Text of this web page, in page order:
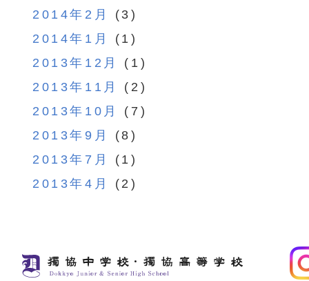
2014年2月
(3)
2014年1月
(1)
2013年12月
(1)
2013年11月
(2)
2013年10月
(7)
2013年9月
(8)
2013年7月
(1)
2013年4月
(2)